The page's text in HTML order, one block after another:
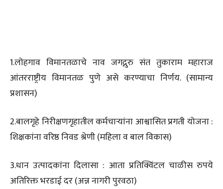
1.लोहगाव विमानतळाचे नाव जगद्गुरु संत तुकाराम महाराज
आंतरराष्ट्रीय विमानतळ पुणे असे करण्याचा निर्णय. (सामान्य
प्रशासन)
2.बालगृहे निरीक्षणगृहातील कर्मचाऱ्यांना आश्वासित प्रगती योजना :
शिक्षकांना वरिष्ठ निवड श्रेणी (महिला व बाल विकास)
3.धान उत्पादकांना दिलासा : आता प्रतिक्विंटल चाळीस रुपये
अतिरिक्त भरडाई दर (अन्न नागरी पुरवठा)